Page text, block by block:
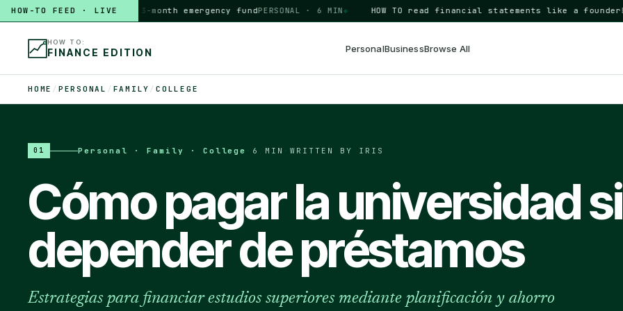
HOW-TO FEED · LIVE
HOW TO build a 3-month emergency fund PERSONAL · 6 MIN◆ HOW TO read financial statements like a founder
HOW TO:
FINANCE EDITION PersonalBusinessBrowse All
HOME / PERSONAL / FAMILY / COLLEGE
01 Personal · Family · College 6 MIN ·WRITTEN BY IRIS
Cómo pagar la universidad
depender de préstamos
Estrategias para financiar estudios superiores mediante planificación y ahorro